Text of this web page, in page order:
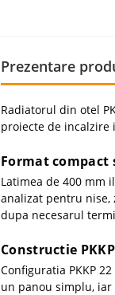
Prezentare
Radiatorul din otel
proiecte de
Format compact
Latimea de 400 mm
analizat pentru
dupa necesarul
Constructie
Configuratia PKKP
un panou simplu,